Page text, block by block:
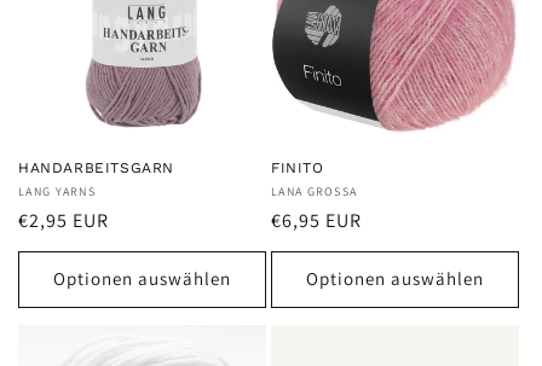
HANDARBEITSGARN
Anbieter:
LANG YARNS
Normaler
Preis
€2,95 EUR
Optionen auswählen
FINITO
Anbieter:
LANA GROSSA
Normaler
Preis
€6,95 EUR
Optionen auswählen